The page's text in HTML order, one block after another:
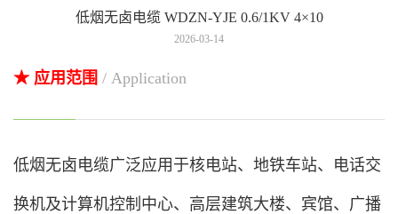
低烟无卤电缆 WDZN-YJE 0.6/1KV 4×10
2026-03-14
★ 应用范围 / Application
低烟无卤电缆广泛应用于核电站、地铁车站、电话交
换机及计算机控制中心、高层建筑大楼、宾馆、广播